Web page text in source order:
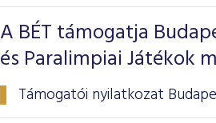
A BÉT támogatja
és Paralimpiai Játékok
Támogatói nyilatkozat